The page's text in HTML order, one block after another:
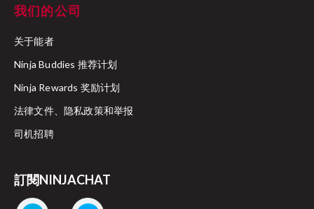
我们的公司
关于能者
Ninja Buddies 推荐计划
Ninja Rewards 奖励计划
法律文件、隐私政策和举报
司机招聘
訂閱NINJACHAT